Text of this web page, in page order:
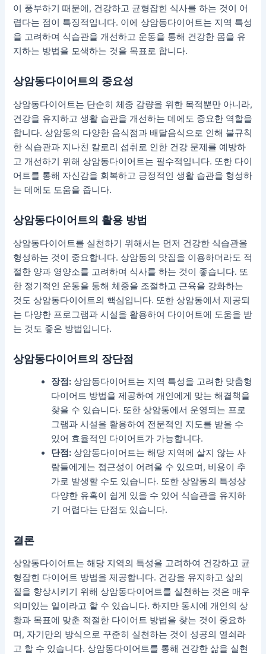
이 풍부하기 때문에, 건강하고 균형잡힌 식사를 하는 것이 어
렵다는 점이 특징적입니다. 이에 상암동다이어트는 지역 특성
을 고려하여 식습관을 개선하고 운동을 통해 건강한 몸을 유
지하는 방법을 모색하는 것을 목표로 합니다.
상암동다이어트의 중요성
상암동다이어트는 단순히 체중 감량을 위한 목적뿐만 아니라,
건강을 유지하고 생활 습관을 개선하는 데에도 중요한 역할을
합니다. 상암동의 다양한 음식점과 배달음식으로 인해 불규칙
한 식습관과 지나친 칼로리 섭취로 인한 건강 문제를 예방하
고 개선하기 위해 상암동다이어트는 필수적입니다. 또한 다이
어트를 통해 자신감을 회복하고 긍정적인 생활 습관을 형성하
는 데에도 도움을 줍니다.
상암동다이어트의 활용 방법
상암동다이어트를 실천하기 위해서는 먼저 건강한 식습관을
형성하는 것이 중요합니다. 상암동의 맛집을 이용하더라도 적
절한 양과 영양소를 고려하여 식사를 하는 것이 좋습니다. 또
한 정기적인 운동을 통해 체중을 조절하고 근육을 강화하는
것도 상암동다이어트의 핵심입니다. 또한 상암동에서 제공되
는 다양한 프로그램과 시설을 활용하여 다이어트에 도움을 받
는 것도 좋은 방법입니다.
상암동다이어트의 장단점
장점: 상암동다이어트는 지역 특성을 고려한 맞춤형
다이어트 방법을 제공하여 개인에게 맞는 해결책을
찾을 수 있습니다. 또한 상암동에서 운영되는 프로
그램과 시설을 활용하여 전문적인 지도를 받을 수
있어 효율적인 다이어트가 가능합니다.
단점: 상암동다이어트는 해당 지역에 살지 않는 사
람들에게는 접근성이 어려울 수 있으며, 비용이 추
가로 발생할 수도 있습니다. 또한 상암동의 특성상
다양한 유혹이 쉽게 있을 수 있어 식습관을 유지하
기 어렵다는 단점도 있습니다.
결론
상암동다이어트는 해당 지역의 특성을 고려하여 건강하고 균
형잡힌 다이어트 방법을 제공합니다. 건강을 유지하고 삶의
질을 향상시키기 위해 상암동다이어트를 실천하는 것은 매우
의미있는 일이라고 할 수 있습니다. 하지만 동시에 개인의 상
황과 목표에 맞춘 적절한 다이어트 방법을 찾는 것이 중요하
며, 자기만의 방식으로 꾸준히 실천하는 것이 성공의 열쇠라
고 할 수 있습니다. 상암동다이어트를 통해 건강한 삶을 실현